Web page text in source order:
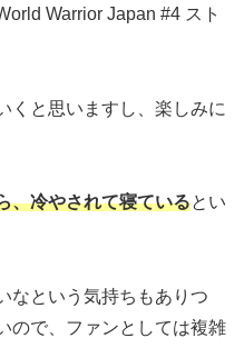
Warrior Japan #4 スト
くと思いますし、楽しみに
、冷やされて寝ているとい
なという気持ちもありつ
ので、ファンとしては複雑